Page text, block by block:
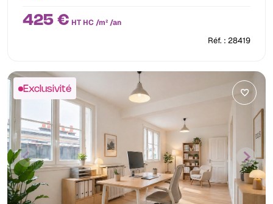
425 € HT HC /m² /an
Réf. : 28419
Exclusivité